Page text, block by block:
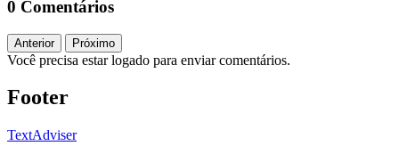
0 Comentários
Anterior Próximo
Você precisa estar logado para enviar comentários.
Footer
TextAdviser